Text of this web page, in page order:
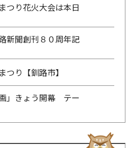
つり花火大会は本日
新聞創刊８０周年記
つり【釧路市】
画」きょう開幕 テー